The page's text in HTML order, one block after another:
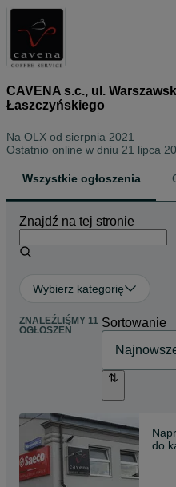
CAVENA s.c., ul.
Łaszczyńskiego
Na OLX od sierpnia 2021
Ostatnio online w dniu 21 lipca
Wszystkie ogłoszenia
Znajdź na tej stronie
Wybierz kategorię
ZNALEŹLIŚMY 11
OGŁOSZEŃ
Sortowanie
do